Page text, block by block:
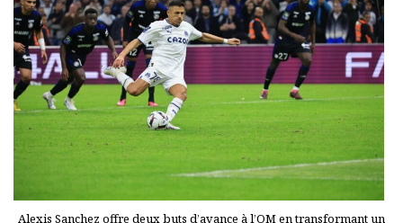
Alexis Sanchez offre deux buts d’avance à l’OM en transformant un